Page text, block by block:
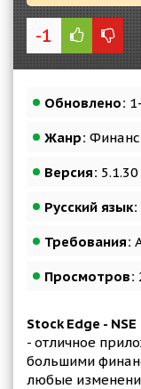
-1
Обновлено:
Жанр:
Версия: 5.1.30
Русский язык:
Требования:
Просмотров:
Stock Edge -
- отличное
большими
любые